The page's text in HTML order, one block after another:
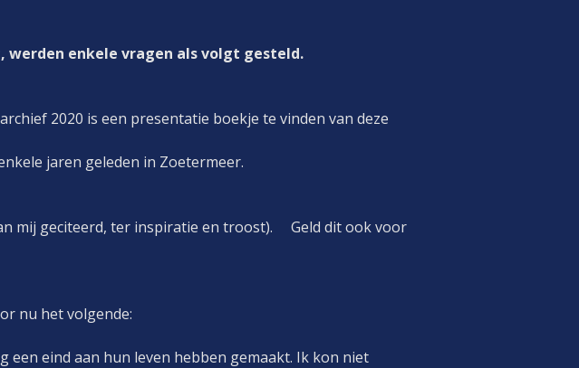
werden enkele vragen als volgt gesteld.
2020 is een presentatie boekje te vinden van deze
jaren geleden in Zoetermeer.
mij geciteerd, ter inspiratie en troost). Geld dit ook voor
nu het volgende:
eind aan hun leven hebben gemaakt. Ik kon niet